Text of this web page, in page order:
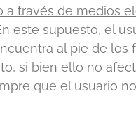
a través de medios
este supuesto, el
al pie de los
si bien ello no
que el usuario